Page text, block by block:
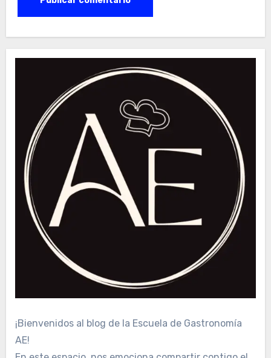
¡Bienvenidos al blog de la Escuela de Gastronomía
AE!